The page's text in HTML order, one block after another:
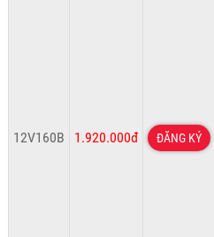
12V160B 1.920.000đ ĐĂNG KÝ